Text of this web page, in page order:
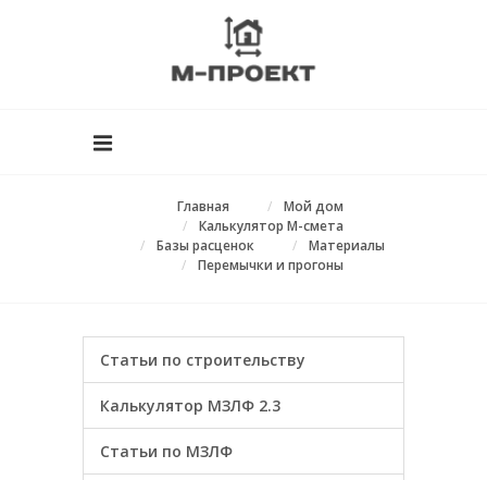
Главная
Мой дом
Калькулятор М-смета
Базы расценок
Материалы
Перемычки и прогоны
Статьи по строительству
Калькулятор МЗЛФ 2.3
Статьи по МЗЛФ